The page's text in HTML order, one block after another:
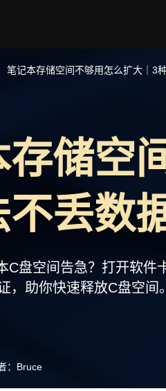
笔记本存储空间不够用怎么扩大｜3
储空
丢数
C盘空间告急？打开软件
，助你快速释放C盘空间。
： Bruce